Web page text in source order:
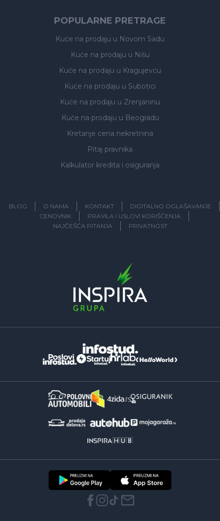
POPULARNE PRETRAGE
Kuće na prodaju u Novom Sadu
Kuće na prodaju u Nišu
Kuće na prodaju u Kragujevcu
Kuće na prodaju u Subotici
Kuće na prodaju u Zrenjaninu
Kuće na prodaju u Beogradu
Kretanje cena nekretnina
Pitaj pravnika
Kalkulator kredita i osiguranja
BLOG O NAMA KONTAKT
DIGITALNO OGLAŠAVANJE
CENOVNIK
PRAVILA I USLOVI KORIŠĆENJA
NAJČEŠĆA PITANJA
PRIVATNOST